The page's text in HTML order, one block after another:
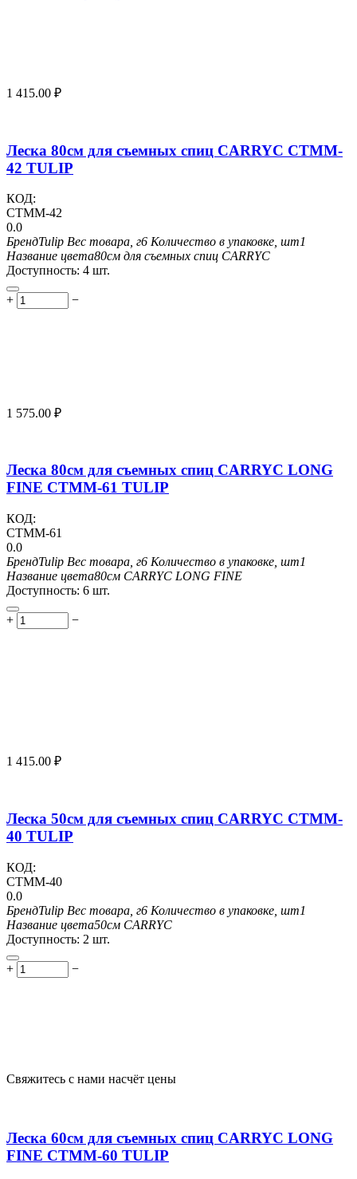
1 415.00 ₽
Леска 80см для съемных спиц CARRYC CTMM-
42 TULIP
КОД:
CTMM-42
0.0
БрендTulip Вес товара, г6 Количество в упаковке, шт1
Название цвета80см для съемных спиц CARRYC
Доступность: 4 шт.
+ −
1 575.00 ₽
Леска 80см для съемных спиц CARRYC LONG
FINE CTMM-61 TULIP
КОД:
CTMM-61
0.0
БрендTulip Вес товара, г6 Количество в упаковке, шт1
Название цвета80см CARRYC LONG FINE
Доступность: 6 шт.
+ −
1 415.00 ₽
Леска 50см для съемных спиц CARRYC CTMM-
40 TULIP
КОД:
CTMM-40
0.0
БрендTulip Вес товара, г6 Количество в упаковке, шт1
Название цвета50см CARRYC
Доступность: 2 шт.
+ −
Свяжитесь с нами насчёт цены
Леска 60см для съемных спиц CARRYC LONG
FINE CTMM-60 TULIP